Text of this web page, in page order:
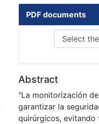
PDF documents
Abstract
"La monitorización
garantizar la
quirúrgicos,